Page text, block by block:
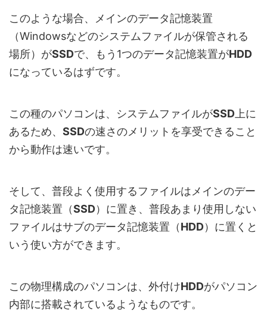
このような場合、メインのデータ記憶装置
（Windowsなどのシステムファイルが保管される
場所）がSSDで、もう1つのデータ記憶装置がHDD
になっているはずです。
この種のパソコンは、システムファイルがSSD 上に
あるため、 SSDの速さのメリットを享受できること
から動作は速いです。
そして、普段よく使用するファイルはメインのデー
タ記憶装置（SSD）に置き、普段あまり使用しない
ファイルはサブのデータ記憶装置（HDD）に置くと
いう使い方ができます。
この物理構成のパソコンは、外付けHDDがパソコン
内部に搭載されているようなものです。